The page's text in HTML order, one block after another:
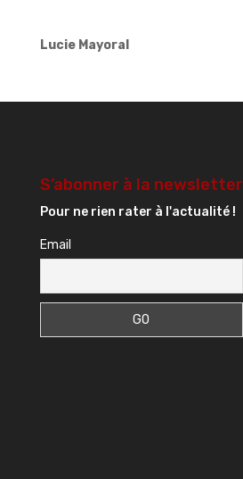
Lucie Mayoral
S’abonner à la newsletter
Pour ne rien rater à l'actualité !
Email